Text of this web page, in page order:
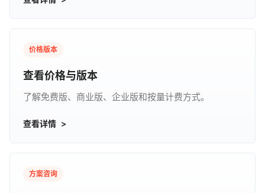
价格版本
查看价格与版本
了解免费版、商业版、企业版和按量计费方式。
查看详情
方案咨询